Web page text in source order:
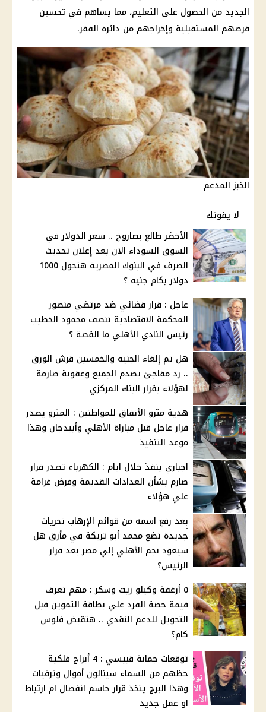
الجديد من الحصول على التعليم، مما يساهم في تحسين
فرصهم المستقبلية وإخراجهم من دائرة الفقر.
الخبز المدعم
لا يفوتك
الأخضر طالع بصاروخ .. سعر الدولار في
السوق السوداء الان بعد إعلان تحديث
الصرف في البنوك المصرية هتحول 1000
دولار بكام جنيه ؟
عاجل : قرار قضائي ضد مرتضي منصور
المحكمة الاقتصادية تنصف محمود الخطيب
رئيس النادي الأهلي ما القصة ؟
هل تم إلغاء الجنيه والخمسين قرش الورق
.. رد مفاجئ يصدم الجميع وعقوبة صارمة
لهؤلاء بقرار البنك المركزي
هدية مترو الأنفاق للمواطنين : المترو يصدر
قرار عاجل قبل مباراة الأهلي وأبيدجان وهذا
موعد التنفيذ
اجباري ينفذ خلال ايام : الكهرباء تصدر قرار
صارم بشأن العدادات القديمة وفرض غرامة
علي هؤلاء
بعد رفع اسمه من قوائم الإرهاب تحريات
جديدة تضع محمد أبو تريكة في مأزق هل
سيعود نجم الأهلي إلي مصر بعد قرار
الرئيس؟
٥ أرغفة وكيلو زيت وسكر : مهم تعرف
قيمة حصة الفرد علي بطاقة التموين قبل
التحويل للدعم النقدي .. هتقبض فلوس
كام؟
توقعات جمانة قبيسي : 4 أبراج فلكية
حظهم من السماء سينالون أموال وترقيات
وهذا البرج يتخذ قرار حاسم انفصال ام ارتباط
او عمل جديد